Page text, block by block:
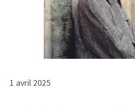
1 avril 2025